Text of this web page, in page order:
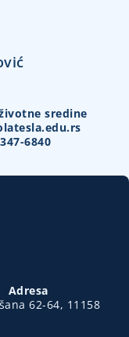
sredine
6840
Adresa
62-64, 11158